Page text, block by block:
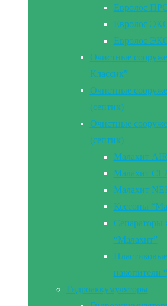
Евролос
Евролос
Евролос
Очистные
Классик”
Очистные
(септик)
Очистные
(септик)
Малахит AIR
Малахит
Малахит
Кессоны
Сепараторы
“Малахит”
накопители
Гидроаккумуляторы